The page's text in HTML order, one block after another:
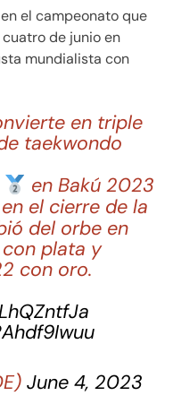
el campeonato que
de junio en
mundialista con
en triple
taekwondo
en Bakú 2023
el cierre de la
del orbe en
plata y
con oro.
June 4, 2023